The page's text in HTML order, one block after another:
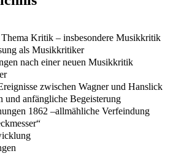
Kritik – insbesondere Musikkritik
als Musikkritiker
nach einer neuen Musikkritik
zwischen Wagner und Hanslick
und anfängliche Begeisterung
1862 –allmähliche Verfeindung